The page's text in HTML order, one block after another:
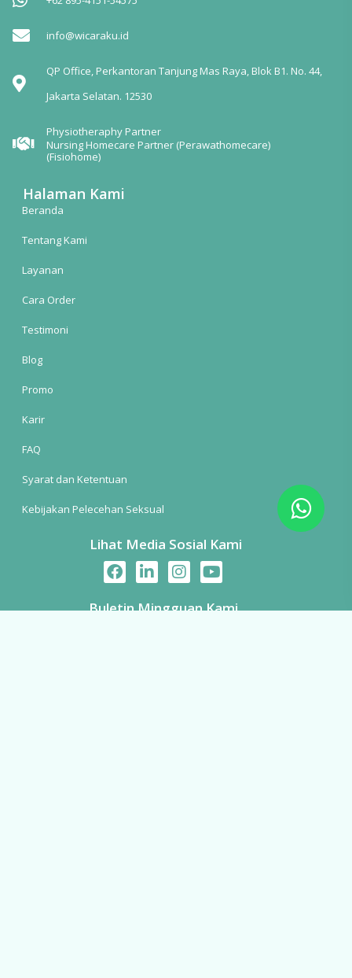
info@wicaraku.id
QP Office, Perkantoran Tanjung Mas Raya, Blok B1. No. 44,
Jakarta Selatan. 12530
Physiotheraphy Partner
(Fisiohome)
Nursing Homecare Partner (Perawathomecare)
Halaman Kami
Beranda
Tentang Kami
Layanan
Cara Order
Testimoni
Blog
Promo
Karir
FAQ
Syarat dan Ketentuan
Kebijakan Pelecehan Seksual
Lihat Media Sosial Kami
Buletin Mingguan Kami